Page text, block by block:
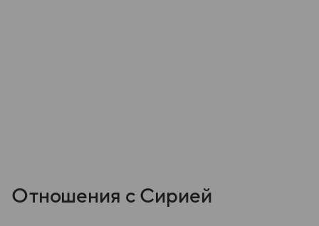
Отношения с Сирией